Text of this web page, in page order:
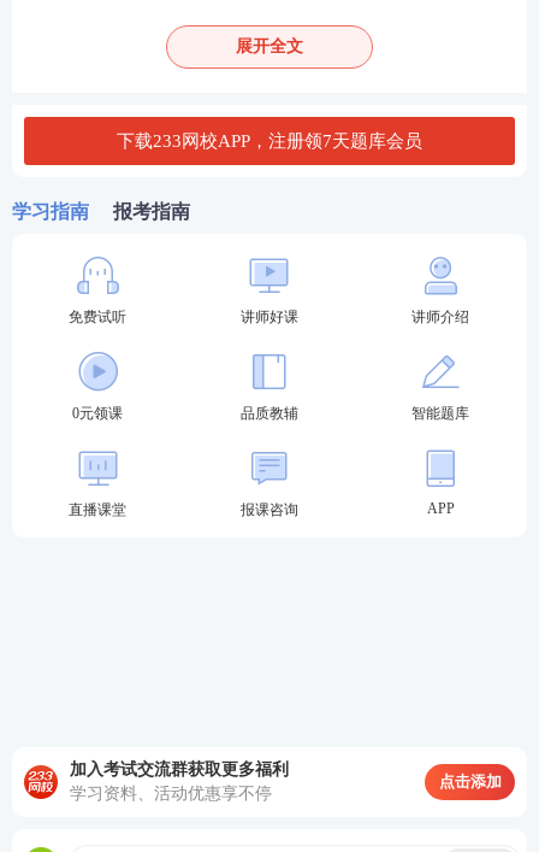
查看答案
热点推荐：
一建考试试题在线刷（章节题/真题/模拟题等）
各科目近6年一级建造师考试真题PDF免费下载
一级建造师考点、难点太多记不住？233 网校老师带
你读薄教材 ，举一反三，学习做题更有效率！
入听课>>
展开全文
下载233网校APP，注册领7天题库会员
学习指南 报考指南
免费试听 讲师好课 讲师介绍
0元领课 品质教辅 智能题库
直播课堂 报课咨询 APP
加入考试交流群获取更多福利
学习资料、活动优惠享不停
点击添加